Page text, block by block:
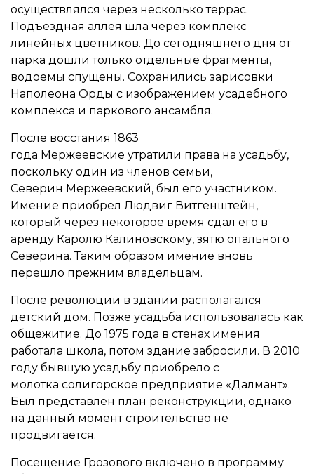
осуществлялся через несколько террас.
Подъездная аллея шла через комплекс
линейных цветников. До сегодняшнего дня от
парка дошли только отдельные фрагменты,
водоемы спущены. Сохранились зарисовки
Наполеона Орды с изображением усадебного
комплекса и паркового ансамбля.
После восстания 1863
года Мержеевские утратили права на усадьбу,
поскольку один из членов семьи,
Северин Мержеевский, был его участником.
Имение приобрел Людвиг Витгенштейн,
который через некоторое время сдал его в
аренду Каролю Калиновскому, зятю опального
Северина. Таким образом имение вновь
перешло прежним владельцам.
После революции в здании располагался
детский дом. Позже усадьба использовалась как
общежитие. До 1975 года в стенах имения
работала школа, потом здание забросили. В 2010
году бывшую усадьбу приобрело с
молотка солигорское предприятие «Далмант».
Был представлен план реконструкции, однако
на данный момент строительство не
продвигается.
Посещение Грозового включено в программу